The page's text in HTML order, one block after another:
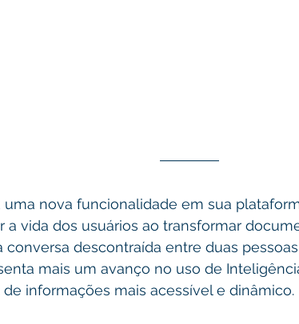
uma nova funcionalidade em sua
a vida dos usuários ao transformar
descontraída entre duas
mais um avanço no uso de
informações mais acessível e dinâmico.